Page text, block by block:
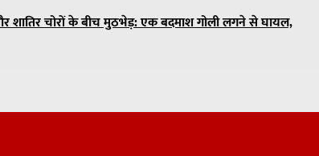
चोरों के बीच मुठभेड़: एक बदमाश गोली लगने से घायल,